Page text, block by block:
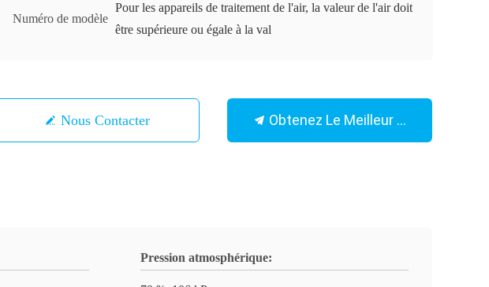
Numéro de modèle
Pour les appareils de traitement de l'air, la valeur de l'air doit
être supérieure ou égale à la val
Nous Contacter Obtenez Le Meilleur Prix
Pression atmosphérique: